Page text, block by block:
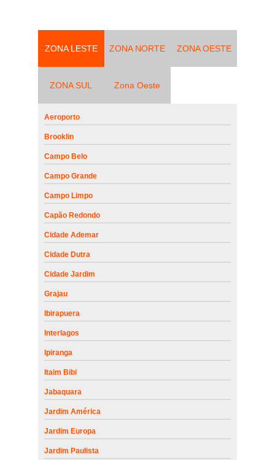
ZONA LESTE ZONA NORTE ZONA OESTE
ZONA SUL Zona Oeste
Aeroporto
Brooklin
Campo Belo
Campo Grande
Campo Limpo
Capão Redondo
Cidade Ademar
Cidade Dutra
Cidade Jardim
Grajau
Ibirapuera
Interlagos
Ipiranga
Itaim Bibi
Jabaquara
Jardim América
Jardim Europa
Jardim Paulista